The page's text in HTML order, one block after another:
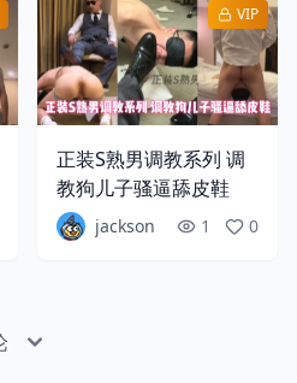
VIP
正装S熟男调教系列 调
教狗儿子骚逼舔皮鞋
jackson 1 0